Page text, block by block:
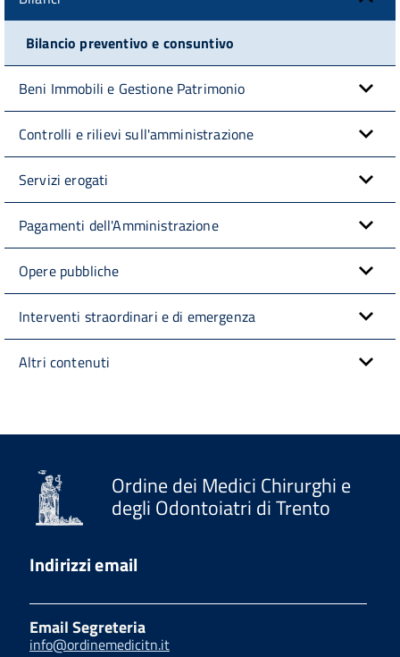
Bilancio preventivo e consuntivo
Beni Immobili e Gestione Patrimonio
Controlli e rilievi sull'amministrazione
Servizi erogati
Pagamenti dell'Amministrazione
Opere pubbliche
Interventi straordinari e di emergenza
Altri contenuti
Ordine dei Medici Chirurghi e
degli Odontoiatri di Trento
Indirizzi email
Email Segreteria
info@ordinemedicitn.it